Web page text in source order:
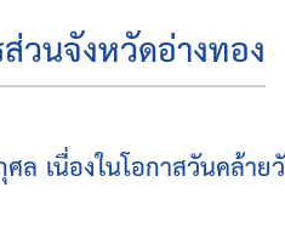
วนจังหวัดอ่างทอง
เนื่องในโอกาสวันคล้า